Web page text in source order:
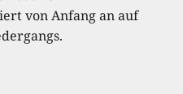
von Anfang an auf